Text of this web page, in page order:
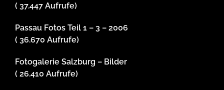
( 37.447 Aufrufe)
Passau Fotos Teil 1 – 3 – 2006
( 36.670 Aufrufe)
Fotogalerie Salzburg – Bilder
( 26.410 Aufrufe)